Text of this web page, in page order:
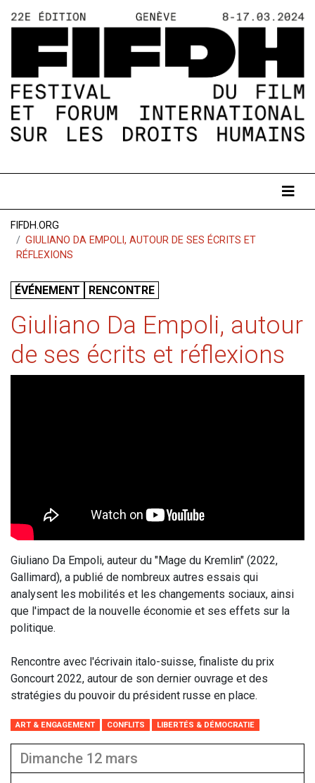
FIFDH.ORG
GIULIANO DA EMPOLI, AUTOUR DE SES ÉCRITS ET
RÉFLEXIONS
ÉVÉNEMENT RENCONTRE
Giuliano Da Empoli, autour
de ses écrits et réflexions
Giuliano Da Empoli, auteur du "Mage du Kremlin" (2022,
Gallimard), a publié de nombreux autres essais qui
analysent les mobilités et les changements sociaux, ainsi
que l'impact de la nouvelle économie et ses effets sur la
politique.
Rencontre avec l'écrivain italo-suisse, finaliste du prix
Goncourt 2022, autour de son dernier ouvrage et des
stratégies du pouvoir du président russe en place.
ART & ENGAGEMENT CONFLITS LIBERTÉS & DÉMOCRATIE
dimanche 12 mars